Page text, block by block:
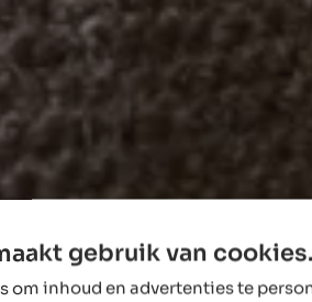
gebruik van cookies.
om inhoud en advertenties te